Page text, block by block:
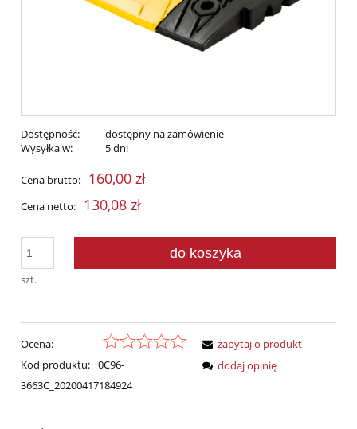
Dostępność:
dostępny na zamówienie
Wysyłka w:
5 dni
Cena brutto: 160,00 zł
Cena netto: 130,08 zł
szt.
do koszyka
Ocena:
Kod produktu: 0C96-
3663C_20200417184924
zapytaj o produkt
dodaj opinię